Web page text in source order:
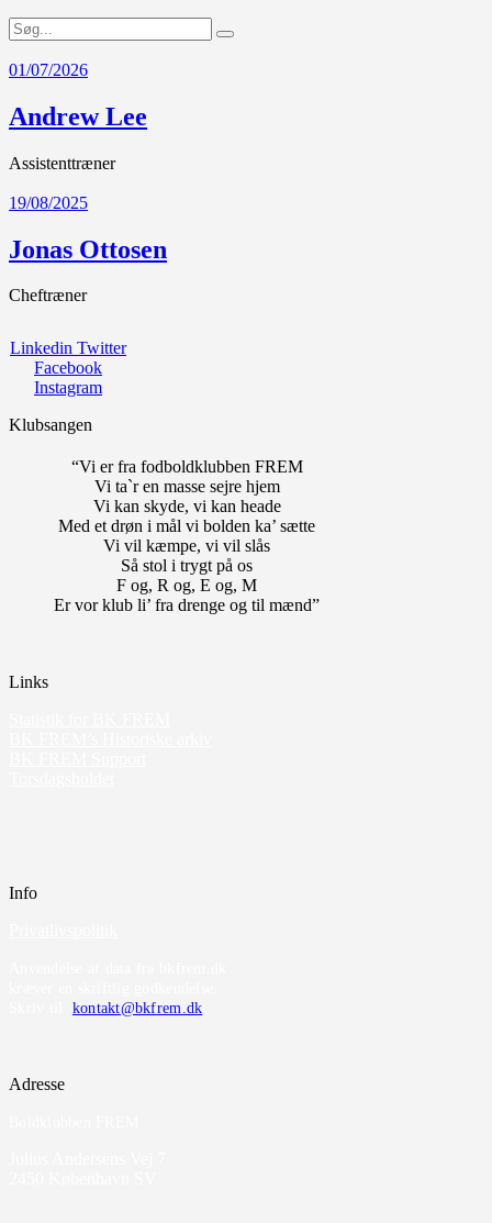
01/07/2026
Andrew Lee
Assistenttræner
19/08/2025
Jonas Ottosen
Cheftræner
Linkedin Twitter
Facebook
Instagram
Klubsangen
“Vi er fra fodboldklubben FREM
Vi ta`r en masse sejre hjem
Vi kan skyde, vi kan heade
Med et drøn i mål vi bolden ka’ sætte
Vi vil kæmpe, vi vil slås
Så stol i trygt på os
F og, R og, E og, M
Er vor klub li’ fra drenge og til mænd”
Links
Info
kontakt@bkfrem.dk
Adresse